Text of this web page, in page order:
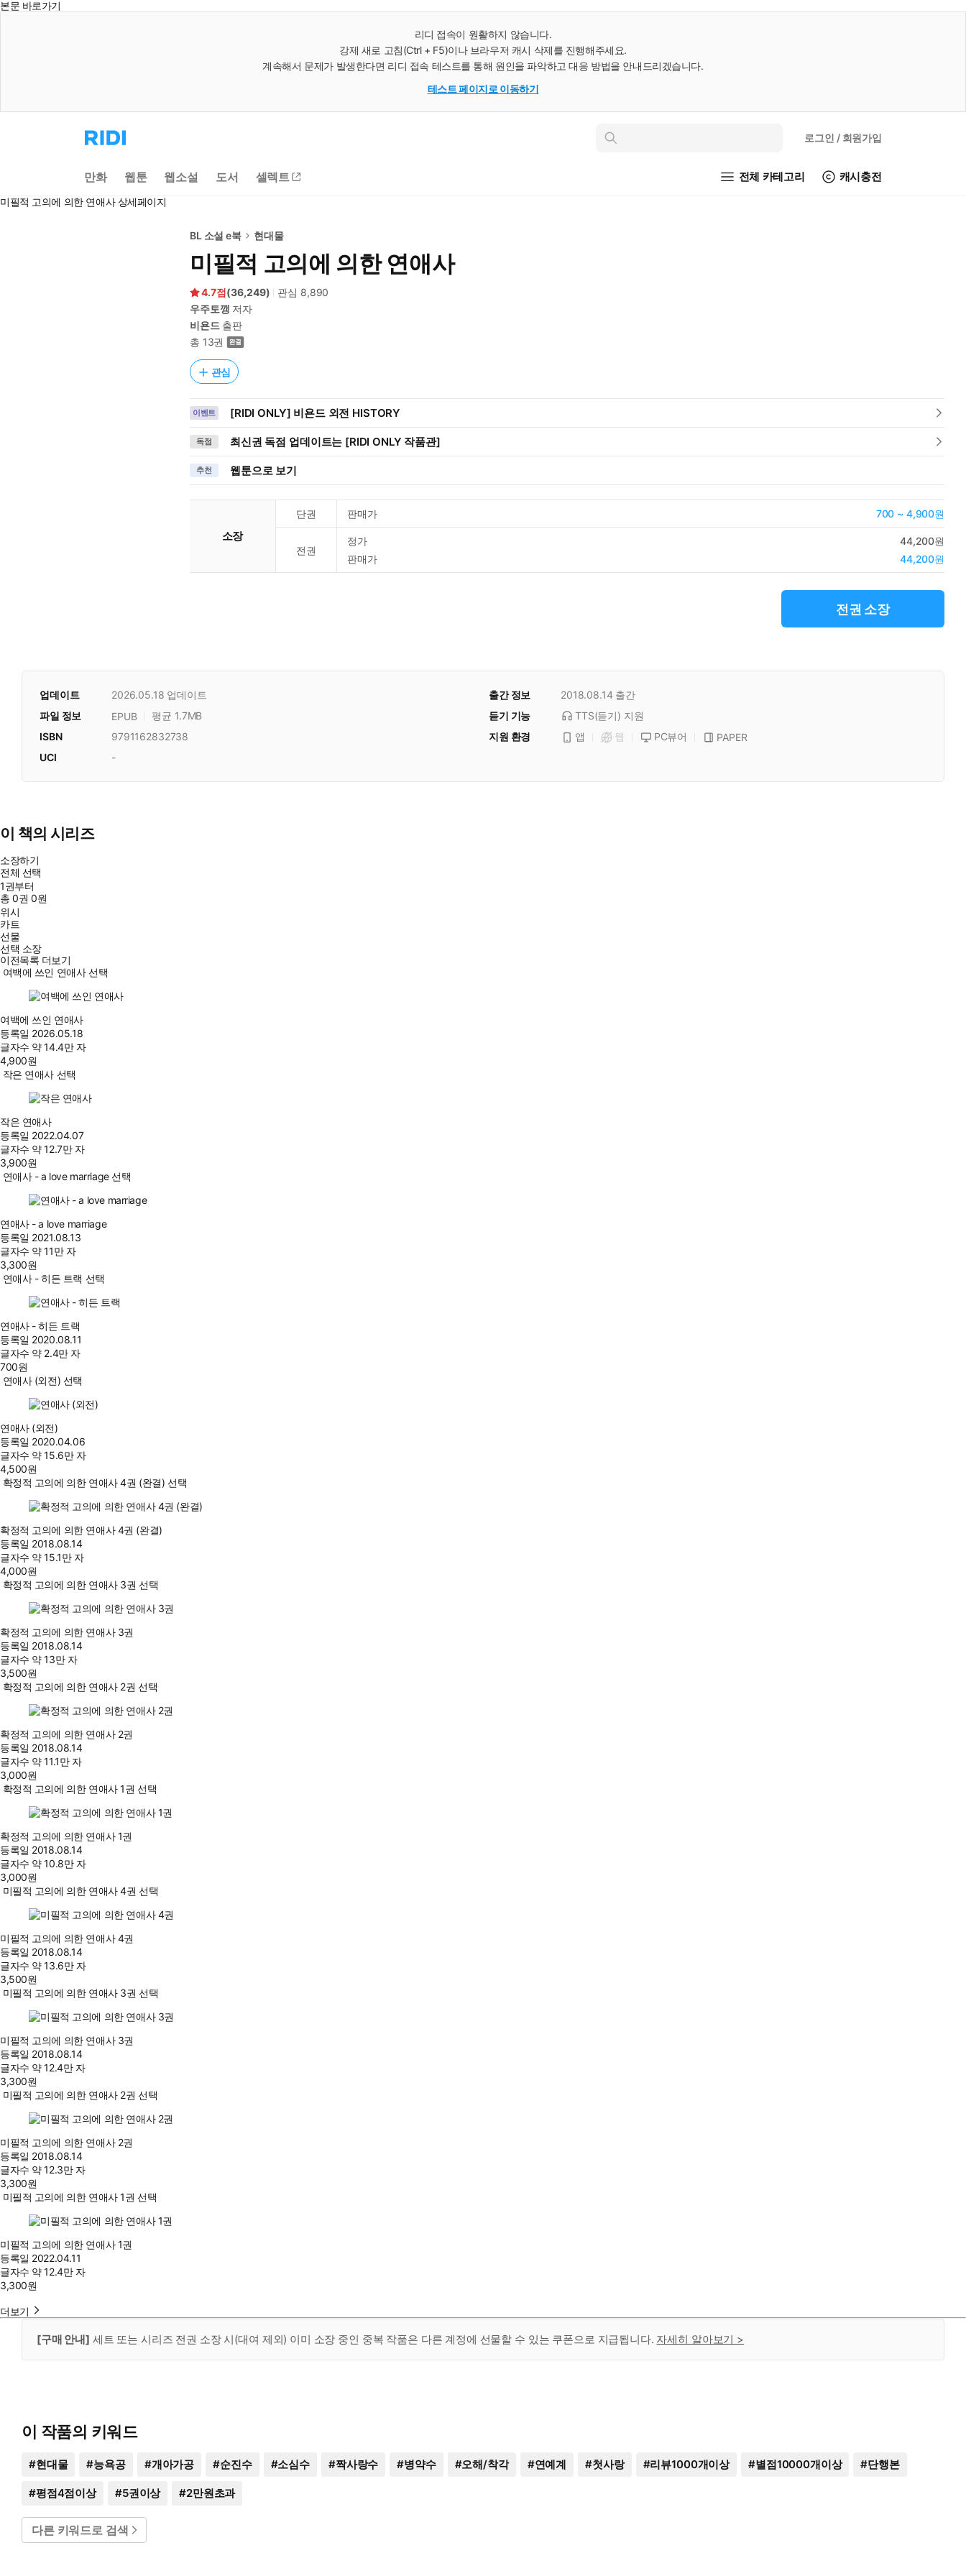
본문 바로가기
리디 접속이 원활하지 않습니다.
강제 새로 고침(Ctrl + F5)이나 브라우저 캐시 삭제를 진행해주세요.
계속해서 문제가 발생한다면 리디 접속 테스트를 통해 원인을 파악하고 대응 방법을 안내드리겠습니다.
테스트 페이지로 이동하기
리
디
으
로
동
인
로그인 / 회원가입
만화 웹툰 웹소설 도서 셀렉트 전체 카테고리 캐시충전
미필적 고의에 의한 연애사 상세페이지
BL 소설 e북 현대물
미필적 고의에 의한 연애사
4.7 (36,249) 관심 8,890
우주토깽 저자
비욘드 출판
총 13권
관심
이벤트 [RIDI ONLY] 비욘드 외전 HISTORY
독점 최신권 독점 업데이트는 [RIDI ONLY 작품관]
추천 웹툰으로 보기
소장
단권 판매가 700 ~ 4,900원
전권
정가
44,200원
판매가
44,200원
전권 소장
업데이트 2026.05.18 업데이트 출간 정보 2018.08.14 출간
듣기 기능
TTS(듣기) 지원
파일 정보 EPUB
평균 1.7MB
지원 환경
앱 웹 PC뷰어 PAPER
ISBN
9791162832738
UCI
-
이 책의 시리즈
소장하기
전체 선택
1권부터
총0권 0원
위시
카트
선물
선택 소장
이전목록 더보기
여백에 쓰인 연애사 선택
여백에 쓰인 연애사
등록일 2026.05.18
글자수 약 14.4만 자
4,900원
작은 연애사 선택
작은 연애사
등록일 2022.04.07
글자수 약 12.7만 자
3,900원
연애사 - a love marriage 선택
연애사 - a love marriage
등록일 2021.08.13
글자수 약 11만 자
3,300원
연애사 - 히든 트랙 선택
연애사 - 히든 트랙
등록일 2020.08.11
글자수 약 2.4만 자
700원
연애사 (외전) 선택
연애사 (외전)
등록일 2020.04.06
글자수 약 15.6만 자
4,500원
확정적 고의에 의한 연애사 4권 (완결) 선택
확정적 고의에 의한 연애사 4권 (완결)
등록일 2018.08.14
글자수 약 15.1만 자
4,000원
확정적 고의에 의한 연애사 3권 선택
확정적 고의에 의한 연애사 3권
등록일 2018.08.14
글자수 약 13만 자
3,500원
확정적 고의에 의한 연애사 2권 선택
확정적 고의에 의한 연애사 2권
등록일 2018.08.14
글자수 약 11.1만 자
3,000원
확정적 고의에 의한 연애사 1권 선택
확정적 고의에 의한 연애사 1권
등록일 2018.08.14
글자수 약 10.8만 자
3,000원
미필적 고의에 의한 연애사 4권 선택
미필적 고의에 의한 연애사 4권
등록일 2018.08.14
글자수 약 13.6만 자
3,500원
미필적 고의에 의한 연애사 3권 선택
미필적 고의에 의한 연애사 3권
등록일 2018.08.14
글자수 약 12.4만 자
3,300원
미필적 고의에 의한 연애사 2권 선택
미필적 고의에 의한 연애사 2권
등록일 2018.08.14
글자수 약 12.3만 자
3,300원
미필적 고의에 의한 연애사 1권 선택
미필적 고의에 의한 연애사 1권
등록일 2022.04.11
글자수 약 12.4만 자
3,300원
더보기
[구매 안내] 세트 또는 시리즈 전권 소장 시(대여 제외) 이미 소장 중인 중복 작품은 다른 계정에 선물할 수 있는 쿠폰으로 지급됩니다. 자세히 알아보기 >
이 작품의 키워드
#현대물 #능욕공 #개아가공 #순진수 #소심수 #짝사랑수 #병약수 #오해/착각 #연예계 #첫사랑 #리뷰1000개이상 #별점10000개이상 #단행본
#평점4점이상 #5권이상 #2만원초과
다른 키워드로 검색